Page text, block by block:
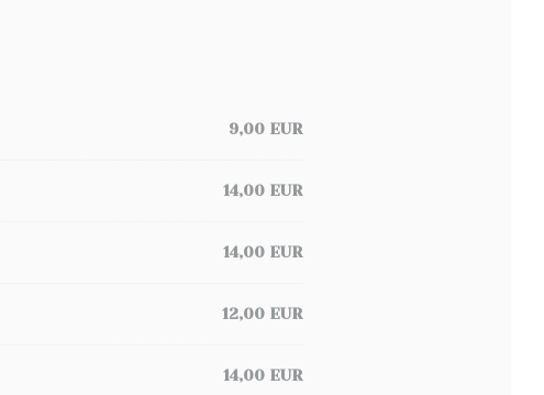
9,00 EUR
14,00 EUR
14,00 EUR
12,00 EUR
14,00 EUR